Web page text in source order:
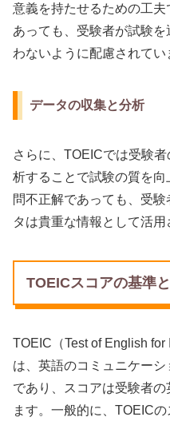
意義を持たせるための工
あっても、受験者が試験
わないように配慮されてい
データの収集と分析
さらに、TOEICでは受験
析することで試験の質を
問不正解であっても、受
タは貴重な情報として活用
TOEICスコアの基準
TOEIC（Test of English for
は、英語のコミュニケー
であり、スコアは受験者
ます。一般的に、TOEIC